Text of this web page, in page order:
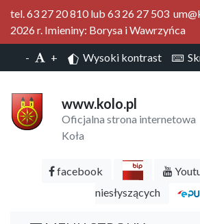
tel. 63 27 20 810 lub 63 26 27 503
2026 r. Imieniny: Borysa i Wawrzyńca
- + Wysoki kontrast
www.kolo.pl
Oficjalna strona internetowa
Koła
facebook
niesłyszących